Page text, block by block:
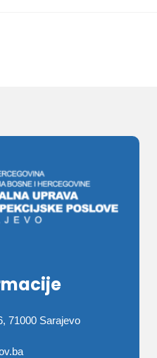
71000 Sarajevo